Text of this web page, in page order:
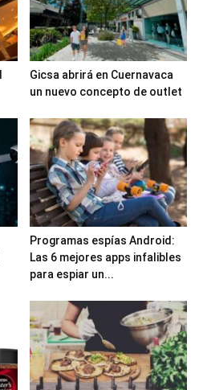
Gicsa abrirá en Cuernavaca
un nuevo concepto de outlet
Programas espías Android:
Las 6 mejores apps infalibles
para espiar un...